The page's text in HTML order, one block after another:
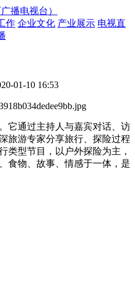
播电视台）
作 企业文化 产业展示 电视直
01-10 16:53
它通过主持人与嘉宾对话、访
旅游专家分享旅行、探险过程
类型节目，以户外探险为主，
食物、故事、情感于一体，是